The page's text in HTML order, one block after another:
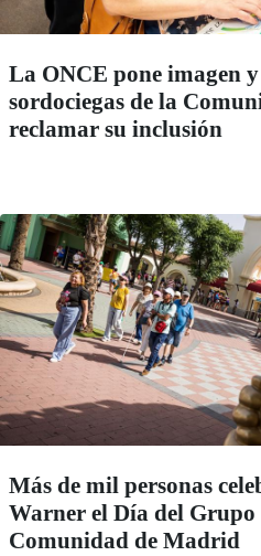
La ONCE pone imagen
sordociegas de la
reclamar su inclusión
Más de mil personas
Warner el Día del Grupo
Comunidad de Madrid